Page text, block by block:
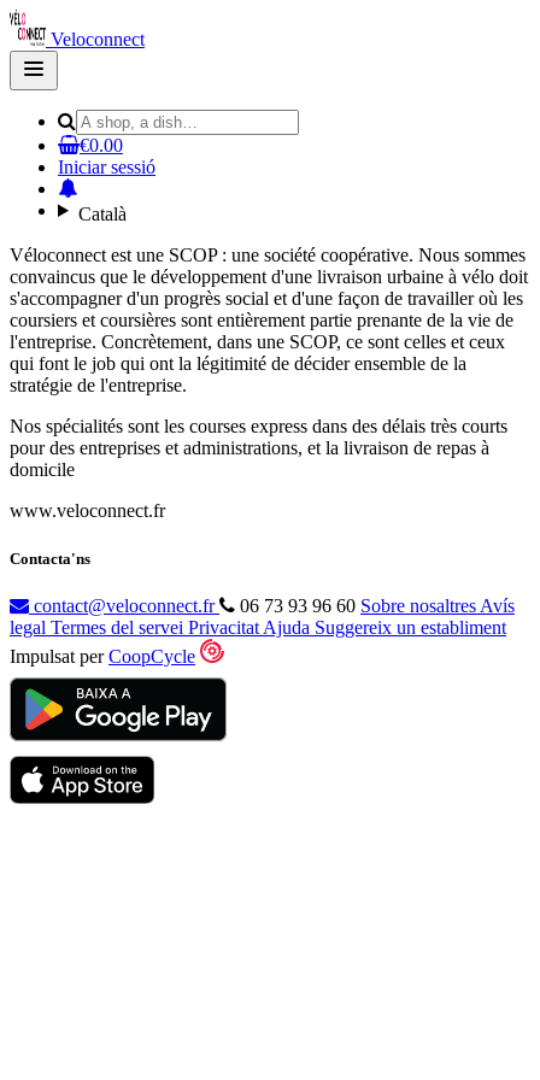
Veloconnect
Open
main
€0.00
Iniciar sessió
Català
Véloconnect est une SCOP : une société coopérative. Nous sommes
convaincus que le développement d'une livraison urbaine à vélo doit
s'accompagner d'un progrès social et d'une façon de travailler où les
coursiers et coursières sont entièrement partie prenante de la vie de
l'entreprise. Concrètement, dans une SCOP, ce sont celles et ceux
qui font le job qui ont la légitimité de décider ensemble de la
stratégie de l'entreprise.
Nos spécialités sont les courses express dans des délais très courts
pour des entreprises et administrations, et la livraison de repas à
domicile
www.veloconnect.fr
Contacta'ns
contact@veloconnect.fr 06 73 93 96 60 Sobre nosaltres Avís
legal Termes del servei Privacitat Ajuda Suggereix un establiment
Impulsat perCoopCycle